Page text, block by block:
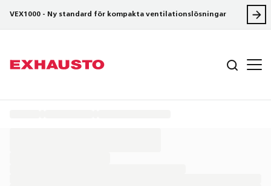
VEX1000 - Ny standard för kompakta ventilationslösningar